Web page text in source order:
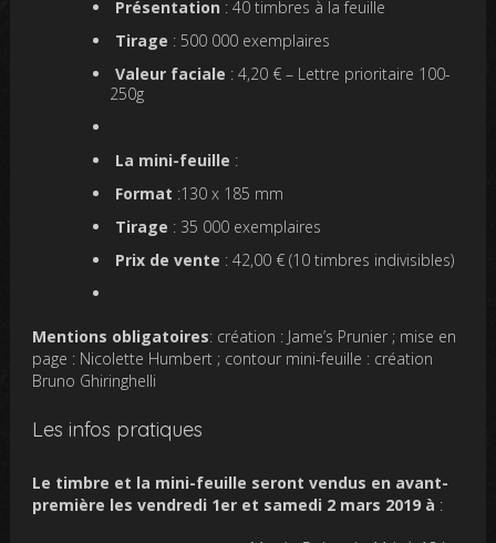
Présentation : 40 timbres à la feuille
Tirage : 500 000 exemplaires
Valeur faciale : 4,20 € – Lettre prioritaire 100-
250g
La mini-feuille :
Format :130 x 185 mm
Tirage : 35 000 exemplaires
Prix de vente : 42,00 € (10 timbres indivisibles)
Mentions obligatoires: création : Jame’s Prunier ; mise en
page : Nicolette Humbert ; contour mini-feuille : création
Bruno Ghiringhelli
Les infos pratiques
Le timbre et la mini-feuille seront vendus en avant-
première les vendredi 1er et samedi 2 mars 2019 à :